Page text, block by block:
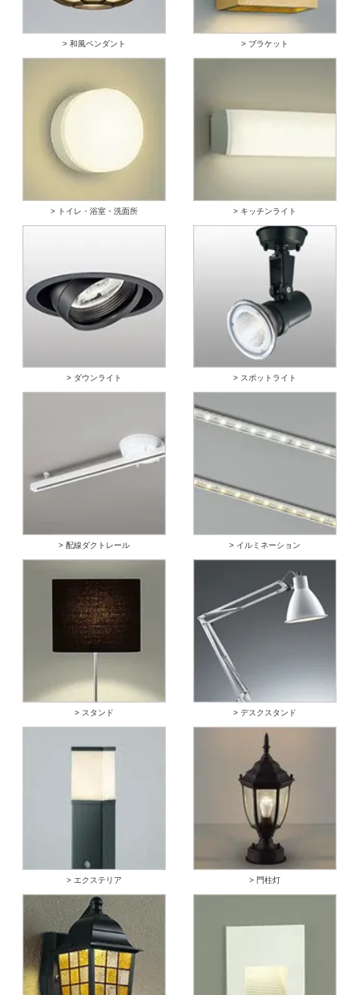
> 和風ペンダント > ブラケット
> トイレ・浴室・洗面所 > キッチンライト
> ダウンライト > スポットライト
> 配線ダクトレール > イルミネーション
> スタンド > デスクスタンド
> エクステリア > 門柱灯